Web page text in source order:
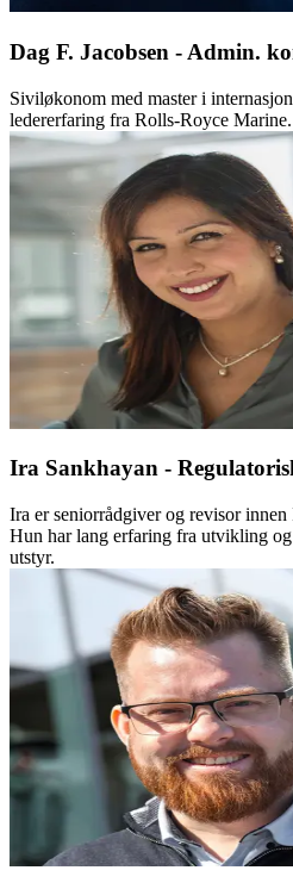
Dag F. Jacobsen - Admin.
Siviløkonom med master i
ledererfaring fra Rolls-Royce
Ira Sankhayan -
Ira er seniorrådgiver og revisor
Hun har lang erfaring fra utvikling
utstyr.